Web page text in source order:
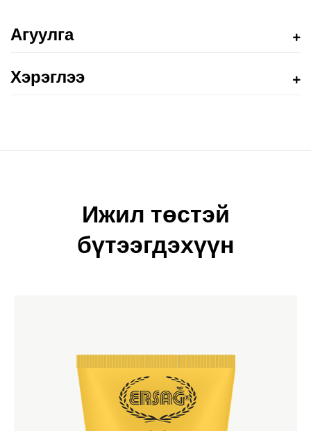
Агуулга
Хэрэглээ
Ижил төстэй
бүтээгдэхүүн